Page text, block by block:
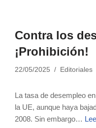
Contra los
¡Prohibición!
22/05/2025 Editoriales
La tasa de desempleo
la UE, aunque haya
2008. Sin embargo…